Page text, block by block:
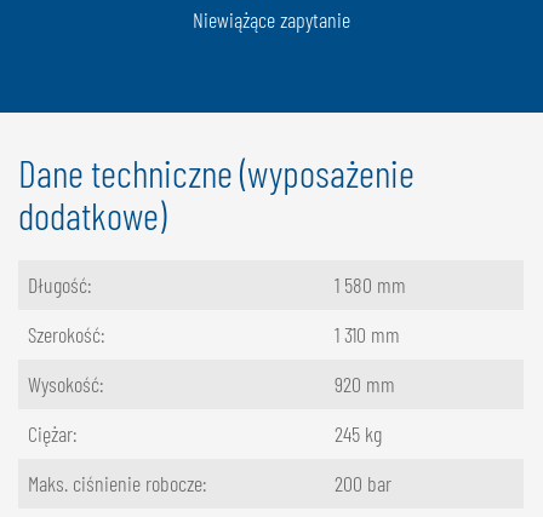
Niewiążące zapytanie
Dane techniczne (wyposażenie
dodatkowe)
Długość:
1 580 mm
Szerokość:
1 310 mm
Wysokość:
920 mm
Ciężar:
245 kg
Maks. ciśnienie robocze:
200 bar